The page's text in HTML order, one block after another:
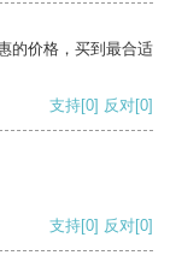
的价格，买到最合适
支持[0] 反对[0]
支持[0] 反对[0]